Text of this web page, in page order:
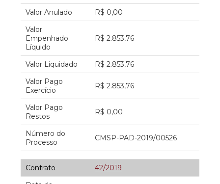
Valor Anulado
R$ 0,00
Valor
Empenhado
Líquido
R$ 2.853,76
Valor Liquidado
R$ 2.853,76
Valor Pago
Exercício
R$ 2.853,76
Valor Pago
Restos
R$ 0,00
Número do
Processo
CMSP-PAD-2019/00526
Contrato
42/2019